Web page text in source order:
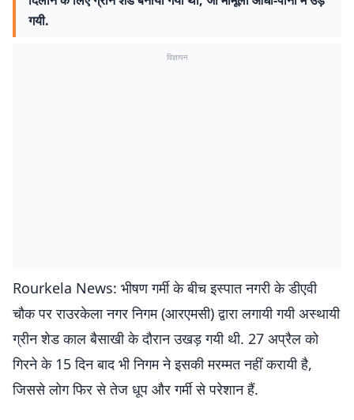
गयी.
विज्ञापन
Rourkela News: भीषण गर्मी के बीच इस्पात नगरी के डीएवी
चौक पर राउरकेला नगर निगम (आरएमसी) द्वारा लगायी गयी अस्थायी
ग्रीन शेड काल बैसाखी के दौरान उखड़ गयी थी. 27 अप्रैल को
गिरने के 15 दिन बाद भी निगम ने इसकी मरम्मत नहीं करायी है,
जिससे लोग फिर से तेज धूप और गर्मी से परेशान हैं.